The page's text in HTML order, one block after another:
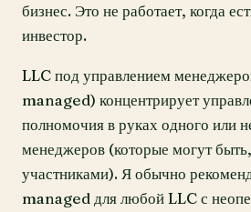
бизнес. Это не работает, когда
инвестор.
LLC под управлением
managed) концентрирует
полномочия в руках одного или
менеджеров (которые могут
участниками). Я обычно
managed для любой LLC с